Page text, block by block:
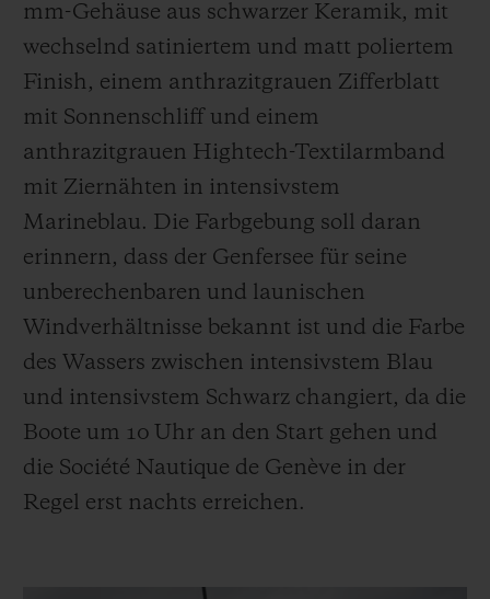
mm-Gehäuse aus schwarzer Keramik, mit
wechselnd satiniertem und matt poliertem
Finish, einem anthrazitgrauen Zifferblatt
mit Sonnenschliff und einem
anthrazitgrauen Hightech-Textilarmband
mit Ziernähten in intensivstem
Marineblau. Die Farbgebung soll daran
erinnern, dass der Genfersee für seine
unberechenbaren und launischen
Windverhältnisse bekannt ist und die Farbe
des Wassers zwischen intensivstem Blau
und intensivstem Schwarz changiert, da die
Boote um 10 Uhr an den Start gehen und
die Société Nautique de Genève in der
Regel erst nachts erreichen.